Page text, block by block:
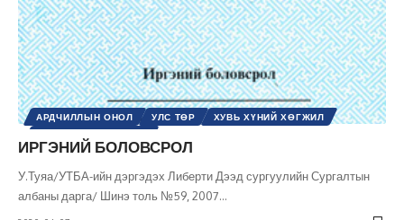
АРДЧИЛЛЫН ОНОЛ УЛС ТӨР
ХУВЬ ХҮНИЙ ХӨГЖИЛ
ИРГЭНИЙ БОЛОВСРОЛ
У.Туяа/УТБА-ийн дэргэдэх Либерти Дээд сургуулийн Сургалтын
албаны дарга/ Шинэ толь №59, 2007…